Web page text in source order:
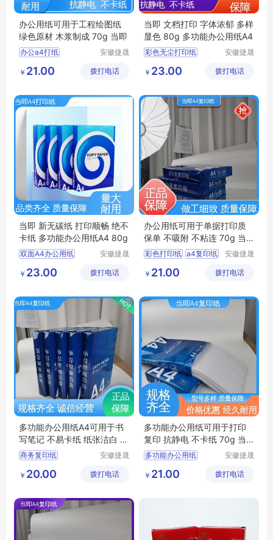
办公用纸可用于工程绘图纸
绿色原材 木浆制成 70g 当即
办公a4打纸
多功能办公用纸
办公用纸
安徽捷晟
公司
￥ 21.00 拨打电话
当即 文档打印 字体浓郁 多样
显色 80g 多功能办公用纸A4
彩色无尘打印纸
双面A4办公用纸
安徽捷晟
公司
￥ 23.00 拨打电话
当即 新无碳纸 打印顺畅 绝不
卡纸 多功能办公用纸A4 80g
双面A4办公用纸
多功能办公用纸
双面A4复印纸
安徽捷晟
公司
￥ 23.00 拨打电话
办公用纸可用于单据打印质
保单 不吸附 不粘连 70g 当
即
彩色打印纸 a4复印纸
彩色多功能办公纸
安徽捷晟
公司
￥ 21.00 拨打电话
多功能办公用纸A4可用于书
写笔记 不易卡纸 纸张洁白 7
0g 当即
商务复印纸
高白A4复印纸
彩色多功能办公纸
安徽捷晟
公司
￥ 20.00 拨打电话
多功能办公用纸可用于打印
复印 抗静电 不卡纸 70g 当
即
多功能办公用纸
A4彩色无尘打印纸
安徽捷晟
公司
￥ 21.00 拨打电话